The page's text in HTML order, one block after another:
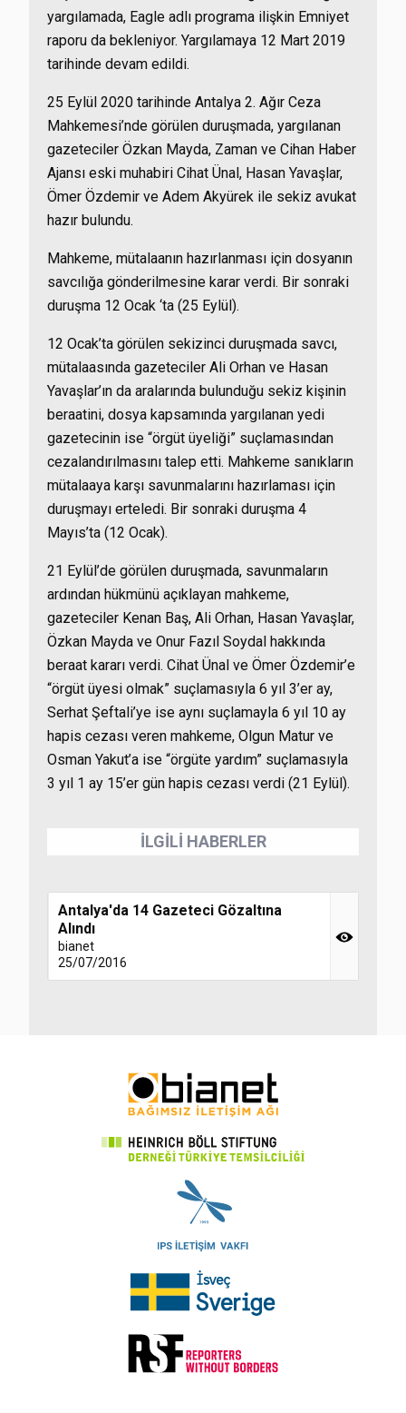
yargılamada, Eagle adlı programa ilişkin Emniyet
raporu da bekleniyor. Yargılamaya 12 Mart 2019
tarihinde devam edildi.
25 Eylül 2020 tarihinde Antalya 2. Ağır Ceza
Mahkemesi’nde görülen duruşmada, yargılanan
gazeteciler Özkan Mayda, Zaman ve Cihan Haber
Ajansı eski muhabiri Cihat Ünal, Hasan Yavaşlar,
Ömer Özdemir ve Adem Akyürek ile sekiz avukat
hazır bulundu.
Mahkeme, mütalaanın hazırlanması için dosyanın
savcılığa gönderilmesine karar verdi. Bir sonraki
duruşma 12 Ocak ‘ta (25 Eylül).
12 Ocak’ta görülen sekizinci duruşmada savcı,
mütalaasında gazeteciler Ali Orhan ve Hasan
Yavaşlar’ın da aralarında bulunduğu sekiz kişinin
beraatini, dosya kapsamında yargılanan yedi
gazetecinin ise “örgüt üyeliği” suçlamasından
cezalandırılmasını talep etti. Mahkeme sanıkların
mütalaaya karşı savunmalarını hazırlaması için
duruşmayı erteledi. Bir sonraki duruşma 4
Mayıs’ta (12 Ocak).
21 Eylül’de görülen duruşmada, savunmaların
ardından hükmünü açıklayan mahkeme,
gazeteciler Kenan Baş, Ali Orhan, Hasan Yavaşlar,
Özkan Mayda ve Onur Fazıl Soydal hakkında
beraat kararı verdi. Cihat Ünal ve Ömer Özdemir’e
“örgüt üyesi olmak” suçlamasıyla 6 yıl 3’er ay,
Serhat Şeftali’ye ise aynı suçlamayla 6 yıl 10 ay
hapis cezası veren mahkeme, Olgun Matur ve
Osman Yakut’a ise “örgüte yardım” suçlamasıyla
3 yıl 1 ay 15’er gün hapis cezası verdi (21 Eylül).
İLGİLİ HABERLER
Antalya'da 14 Gazeteci Gözaltına
Alındı
bianet
25/07/2016